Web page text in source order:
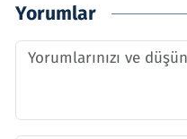
Yorumlar